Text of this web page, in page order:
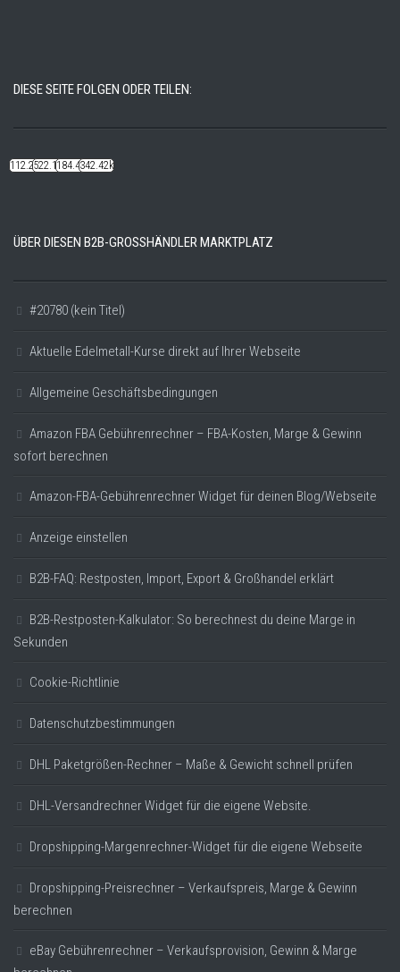
DIESE SEITE FOLGEN ODER TEILEN:
112.22k522.14k184.48k342.42k
ÜBER DIESEN B2B-GROSSHÄNDLER MARKTPLATZ
#20780 (kein Titel)
Aktuelle Edelmetall-Kurse direkt auf Ihrer Webseite
Allgemeine Geschäftsbedingungen
Amazon FBA Gebührenrechner – FBA-Kosten, Marge & Gewinn
sofort berechnen
Amazon-FBA-Gebührenrechner Widget für deinen Blog/Webseite
Anzeige einstellen
B2B-FAQ: Restposten, Import, Export & Großhandel erklärt
B2B-Restposten-Kalkulator: So berechnest du deine Marge in
Sekunden
Cookie-Richtlinie
Datenschutzbestimmungen
DHL Paketgrößen-Rechner – Maße & Gewicht schnell prüfen
DHL-Versandrechner Widget für die eigene Website.
Dropshipping-Margenrechner-Widget für die eigene Webseite
Dropshipping-Preisrechner – Verkaufspreis, Marge & Gewinn
berechnen
eBay Gebührenrechner – Verkaufsprovision, Gewinn & Marge